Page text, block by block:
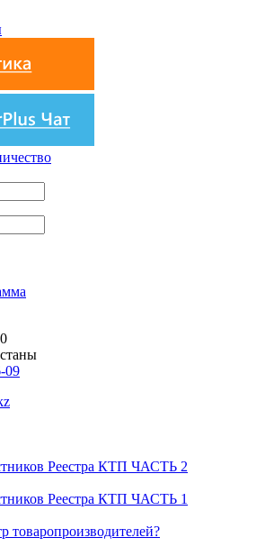
09
Реестра КТП ЧАСТЬ 2
Реестра КТП ЧАСТЬ 1
товаропроизводителей?